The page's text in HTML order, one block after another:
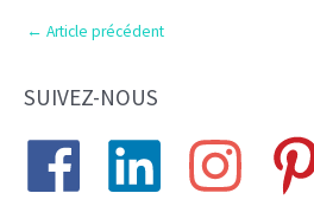
← Article précédent
SUIVEZ-NOUS